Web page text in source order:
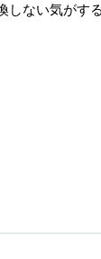
ない気がする